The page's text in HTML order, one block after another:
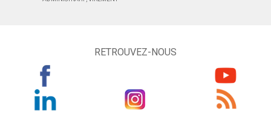
RETROUVEZ-NOUS